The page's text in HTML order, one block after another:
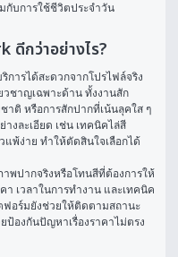
กับการใช้ชีวิตประจำวัน
ดีกว่าอย่างไร?
การได้สะดวกจากโปรไฟล์จริง
วชาญเฉพาะด้าน ทั้งงานสัก
ติ หรือการสักปากที่เน้นลุคใส ๆ
งละเอียด เช่น เทคนิคไล่สี
แพ้ง่าย ทำให้ตัดสินใจเลือกได้
พปากจริงหรือโทนสีที่ต้องการให้
เวลาในการทำงาน และเทคนิค
ฟอร์มยังช่วยให้ติดตามสถานะ
ป้องกันปัญหาเรื่องราคาไม่ตรง